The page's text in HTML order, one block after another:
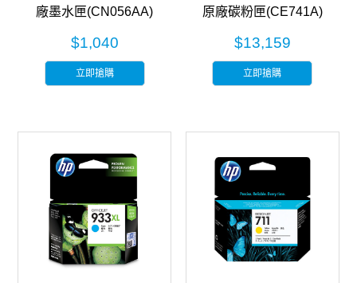
廠墨水匣(CN056AA)
$1,040
立即搶購
原廠碳粉匣(CE741A)
$13,159
立即搶購